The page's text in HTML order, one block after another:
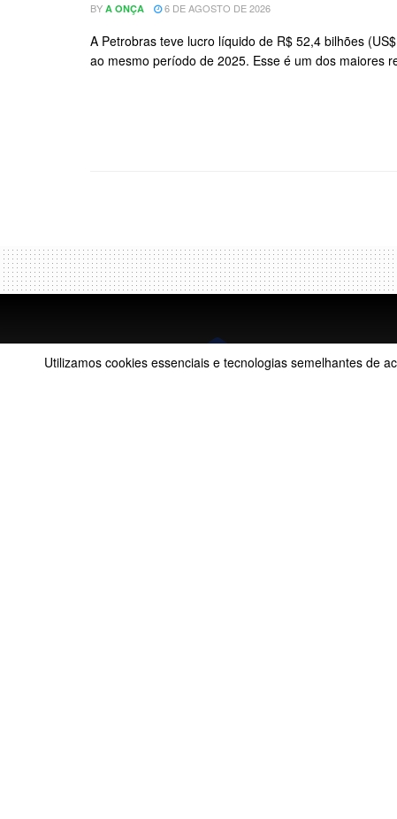
BY A ONÇA 6 DE AGOSTO DE 2026
A Petrobras teve lucro líquido de R$ 52,4 bilhões
ao mesmo período de 2025. Esse é um dos maiores
Utilizamos cookies essenciais e tecnologias semelhantes de